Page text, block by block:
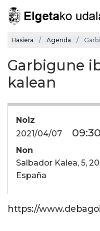
Hasiera Agenda
Garbigune
kalean
Noiz
2021/04/07
09:30
Non
Salbador Kalea, 5,
España
https://